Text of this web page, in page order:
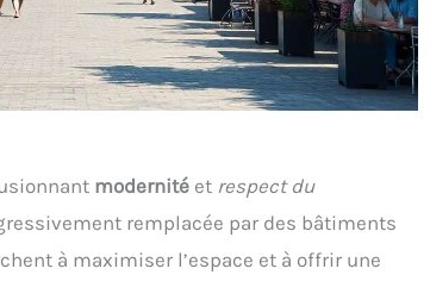
modernité et respect du
remplacée par des bâtiments
à maximiser l’espace et à offrir une